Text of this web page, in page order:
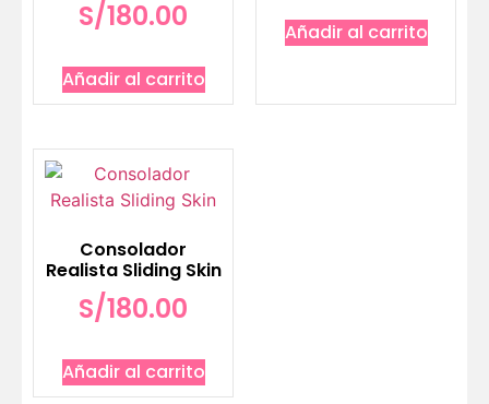
S/180.00
Añadir al carrito
Añadir al carrito
Consolador
Realista Sliding Skin
S/180.00
Añadir al carrito